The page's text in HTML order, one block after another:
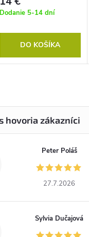
Dodanie 5-14 dní
DO KOŠÍKA
Peter Poláš
27.7.2026
Sylvia Dučajová